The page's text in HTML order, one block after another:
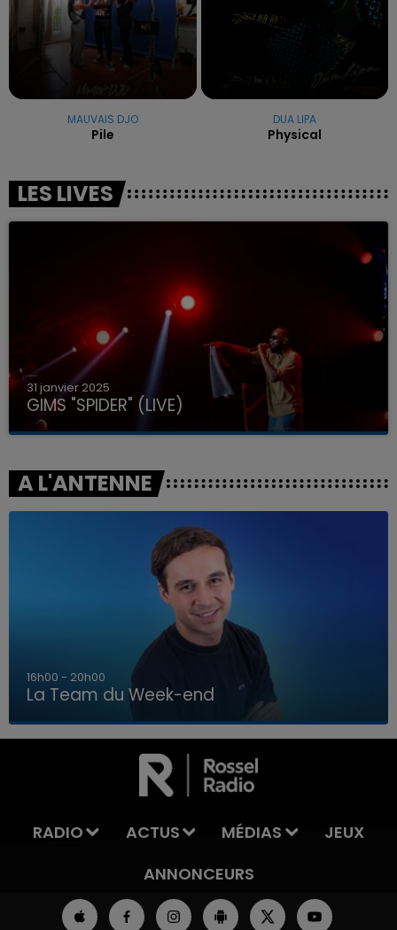
LA TEAM DU WEEK-END
MAUVAIS DJO
Pile
DUA LIPA
Physical
LES LIVES
31 janvier 2025
GIMS "SPIDER" (LIVE)
A L'ANTENNE
La Team du Week-end
RADIO ACTUS MÉDIAS
JEUX
ANNONCEURS